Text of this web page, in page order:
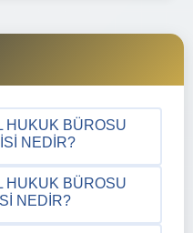
HUKUK BÜROSU
NEDIR?
HUKUK BÜROSU
NEDIR?